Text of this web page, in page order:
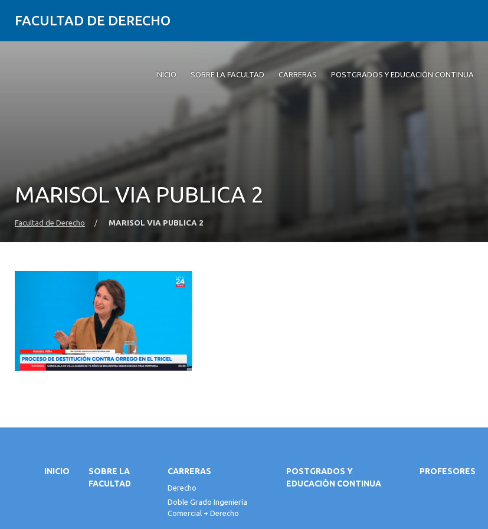
FACULTAD DE DERECHO
INICIO SOBRE LA FACULTAD CARRERAS POSTGRADOS Y EDUCACIÓN CONTINUA
MARISOL VIA PUBLICA 2
Facultad de Derecho / MARISOL VIA PUBLICA 2
INICIO
SOBRE LA
FACULTAD
CARRERAS
Derecho
Doble Grado Ingeniería
Comercial + Derecho
POSTGRADOS Y
EDUCACIÓN CONTINUA
PROFESORES